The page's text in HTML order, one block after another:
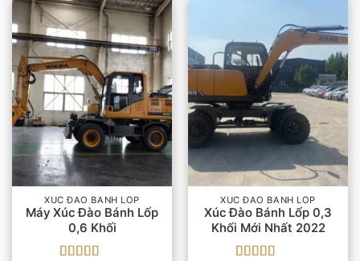
XÚC ĐÀO BÁNH LỐP
Máy Xúc Đào Bánh Lốp
0,6 Khối
XÚC ĐÀO BÁNH LỐP
Xúc Đào Bánh Lốp 0,3
Khối Mới Nhất 2022